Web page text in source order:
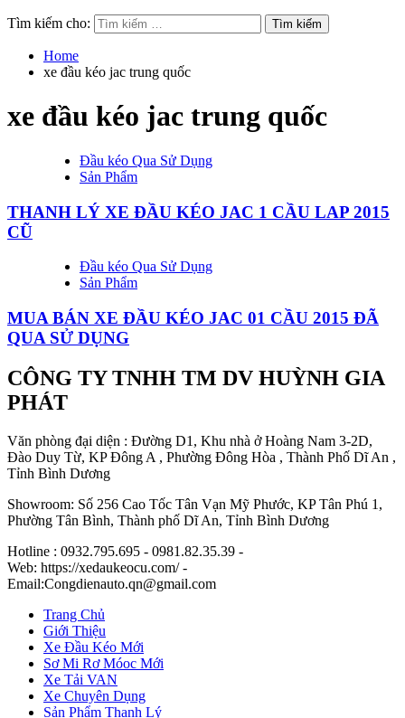
Tìm kiếm cho:
Home
xe đầu kéo jac trung quốc
xe đầu kéo jac trung quốc
Đầu kéo Qua Sử Dụng
Sản Phẩm
THANH LÝ XE ĐẦU KÉO JAC 1 CẦU LAP 2015
CŨ
Đầu kéo Qua Sử Dụng
Sản Phẩm
MUA BÁN XE ĐẦU KÉO JAC 01 CẦU 2015 ĐÃ
QUA SỬ DỤNG
CÔNG TY TNHH TM DV HUỲNH GIA
PHÁT
Văn phòng đại diện : Đường D1, Khu nhà ở Hoàng Nam 3-2D,
Đào Duy Từ, KP Đông A , Phường Đông Hòa , Thành Phố Dĩ An ,
Tỉnh Bình Dương
Showroom: Số 256 Cao Tốc Tân Vạn Mỹ Phước, KP Tân Phú 1,
Phường Tân Bình, Thành phố Dĩ An, Tỉnh Bình Dương
Hotline : 0932.795.695 - 0981.82.35.39 -
Web: https://xedaukeocu.com/ -
Email:Congdienauto.qn@gmail.com
Trang Chủ
Giới Thiệu
Xe Đầu Kéo Mới
Sơ Mi Rơ Móoc Mới
Xe Tải VAN
Xe Chuyên Dụng
Sản Phẩm Thanh Lý